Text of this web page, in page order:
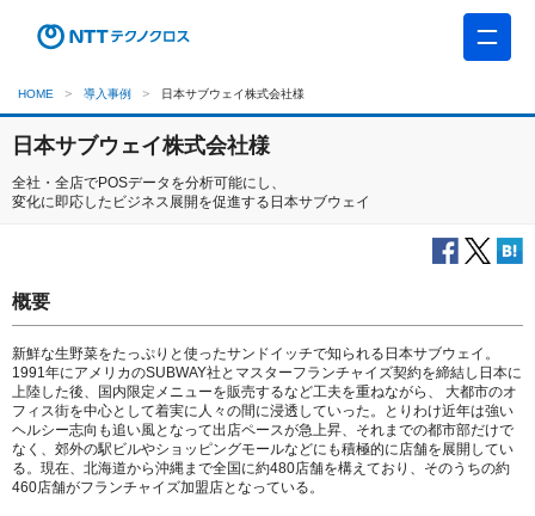
HOME 導入事例 日本サブウェイ株式会社様
日本サブウェイ株式会社様
全社・全店でPOSデータを分析可能にし、
変化に即応したビジネス展開を促進する日本サブウェイ
概要
新鮮な生野菜をたっぷりと使ったサンドイッチで知られる日本サブウェイ。
1991年にアメリカのSUBWAY社とマスターフランチャイズ契約を締結し日本に
上陸した後、国内限定メニューを販売するなど工夫を重ねながら、 大都市のオ
フィス街を中心として着実に人々の間に浸透していった。とりわけ近年は強い
ヘルシー志向も追い風となって出店ペースが急上昇、それまでの都市部だけで
なく、郊外の駅ビルやショッピングモールなどにも積極的に店舗を展開してい
る。現在、北海道から沖縄まで全国に約480店舗を構えており、そのうちの約
460店舗がフランチャイズ加盟店となっている。